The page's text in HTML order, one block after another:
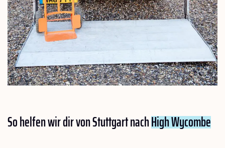
So helfen wir dir von Stuttgart nachHigh Wycombe